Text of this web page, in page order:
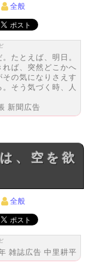
全般
たとえば、明日。
ば、突然どこかへ
の気になりさえす
そう気づく時、人
新聞広告
全般
雑誌広告 中里耕平